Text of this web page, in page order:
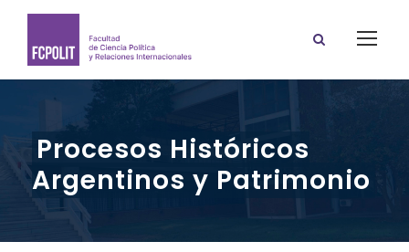
Procesos Históricos
Argentinos y Patrimonio